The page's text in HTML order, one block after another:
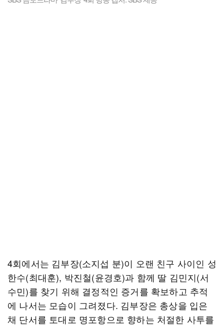
4회에서는 김부장(소지섭 분)이 오랜 친구 사이인 성
한수(최대훈), 박진철(윤경호)과 함께 딸 김민지(서
수민)를 찾기 위해 결정적인 증거를 확보하고 추적
에 나서는 모습이 그려졌다. 김부장은 총상을 입은
채 단서를 토대로 명포항으로 향하는 처절한 사투를